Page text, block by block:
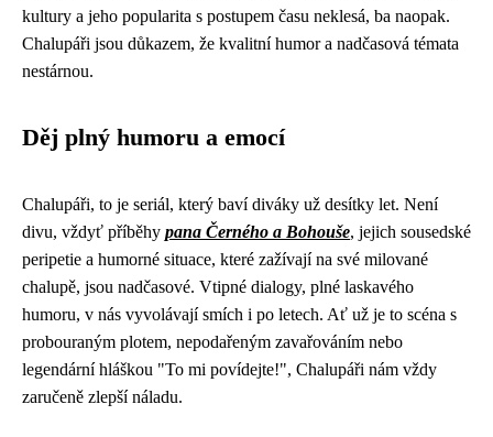
kultury a jeho popularita s postupem času neklesá, ba naopak.
Chalupáři jsou důkazem, že kvalitní humor a nadčasová témata
nestárnou.
Děj plný humoru a emocí
Chalupáři, to je seriál, který baví diváky už desítky let. Není
divu, vždyť příběhy pana Černého a Bohouše, jejich sousedské
peripetie a humorné situace, které zažívají na své milované
chalupě, jsou nadčasové. Vtipné dialogy, plné laskavého
humoru, v nás vyvolávají smích i po letech. Ať už je to scéna s
probouraným plotem, nepodařeným zavařováním nebo
legendární hláškou "To mi povídejte!", Chalupáři nám vždy
zaručeně zlepší náladu.